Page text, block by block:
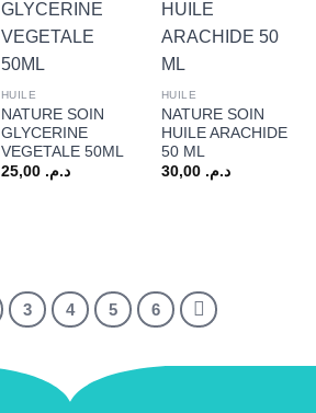
HUILE
NATURE SOIN
GLYCERINE
VEGETALE 50ML
د.م. 25,00
HUILE
NATURE SOIN
HUILE ARACHIDE
50 ML
د.م. 30,00
3 4 5 6